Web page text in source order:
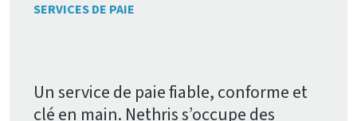
SERVICES DE PAIE
Un service de paie fiable, conforme et
clé en main. Nethris s’occupe des